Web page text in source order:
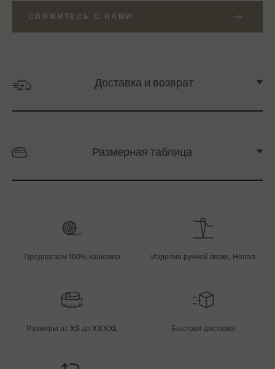
СВЯЖИТЕСЬ С НАМИ
Доставка и возврат
Размерная таблица
Предлагаем 100% кашемир Изделия ручной вязки, Непал
Размеры от XS до XXXXL Быстрая доставка